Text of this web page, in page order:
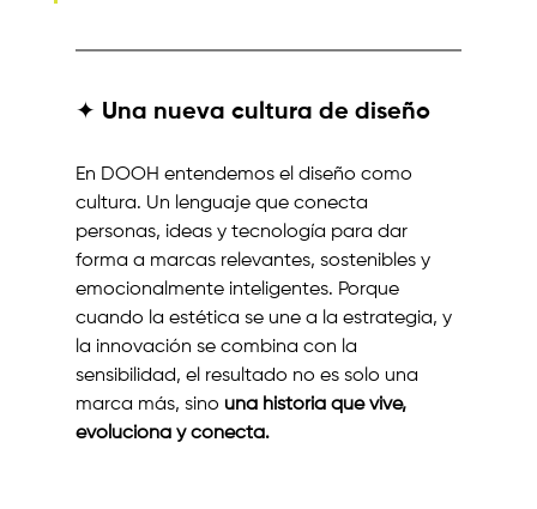
✦ Una nueva cultura de diseño
En DOOH entendemos el diseño como
cultura. Un lenguaje que conecta
personas, ideas y tecnología para dar
forma a marcas relevantes, sostenibles y
emocionalmente inteligentes. Porque
cuando la estética se une a la estrategia, y
la innovación se combina con la
sensibilidad, el resultado no es solo una
marca más, sino una historia que vive,
evoluciona y conecta.